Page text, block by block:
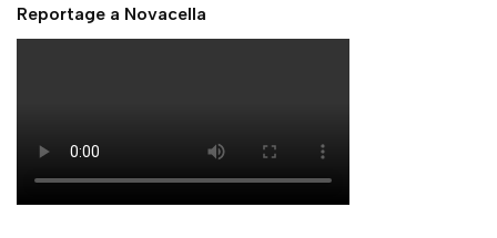
Reportage a Novacella